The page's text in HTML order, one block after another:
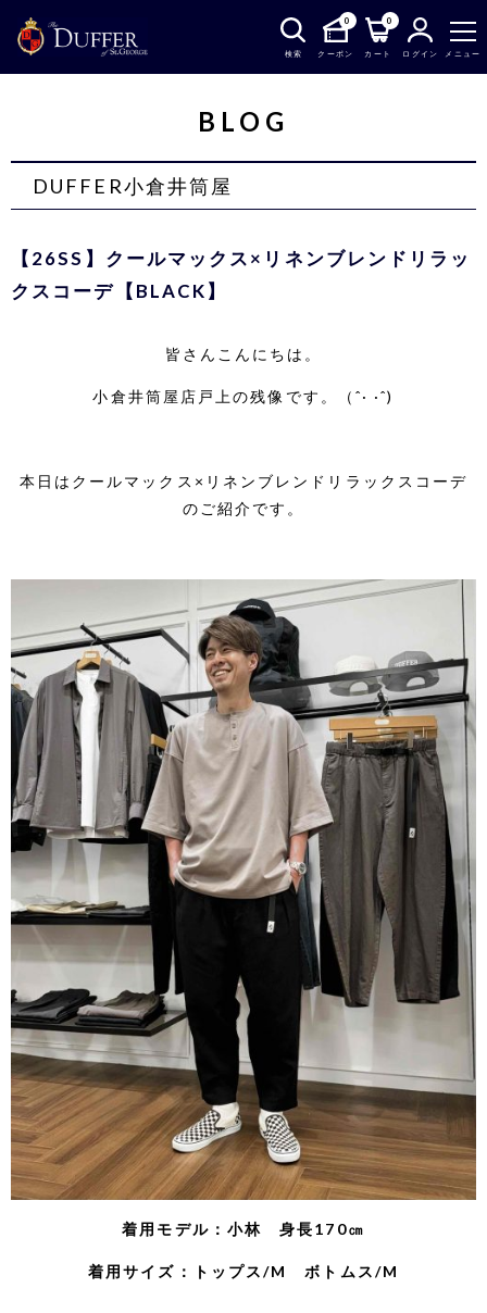
検索
0
クーポン
0
カート ログイン メニュー
BLOG
DUFFER小倉井筒屋
【26SS】クールマックス×リネンブレンドリラッ
クスコーデ【BLACK】
皆さんこんにちは。
小倉井筒屋店戸上の残像です。（ˆ· ·ˆ)
本日はクールマックス×リネンブレンドリラックスコーデ
のご紹介です。
着用モデル：小林 身長170㎝
着用サイズ：トップス/M ボトムス/M